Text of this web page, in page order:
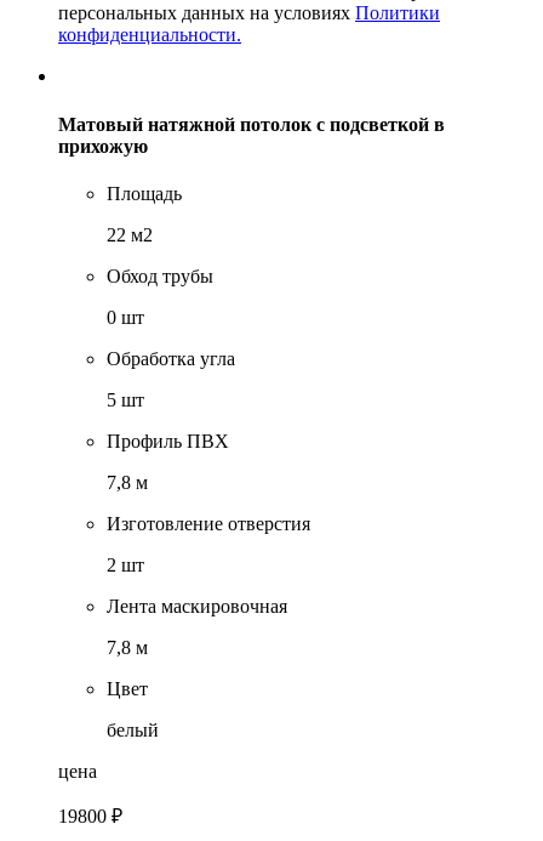
персональных данных на условиях Политики
конфиденциальности.
Матовый натяжной потолок с подсветкой в
прихожую
Площадь
22 м2
Обход трубы
0 шт
Обработка угла
5 шт
Профиль ПВХ
7,8 м
Изготовление отверстия
2 шт
Лента маскировочная
7,8 м
Цвет
белый
цена
19800 ₽